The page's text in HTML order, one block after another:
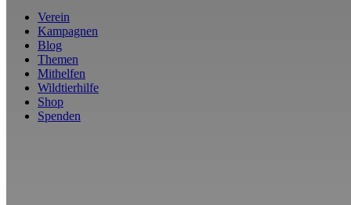
Verein
Kampagnen
Blog
Themen
Mithelfen
Wildtierhilfe
Shop
Spenden